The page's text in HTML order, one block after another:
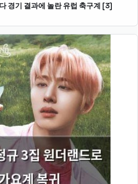
경기 결과에 놀란 유럽 축구계 [3]